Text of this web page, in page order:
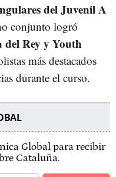
del Juvenil A
conjunto logró
Rey y Youth
más destacados
durante el curso.
Global para recibir
Cataluña.